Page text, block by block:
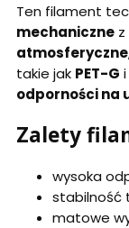
Ten filament
mechaniczne
atmosferyczne
takie jak PET-G i
odporności na
Zalety
wysoka
stabilność
matowe